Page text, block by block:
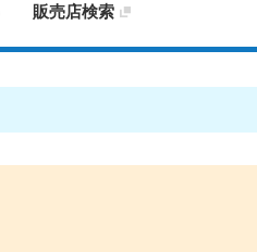
販売店検索